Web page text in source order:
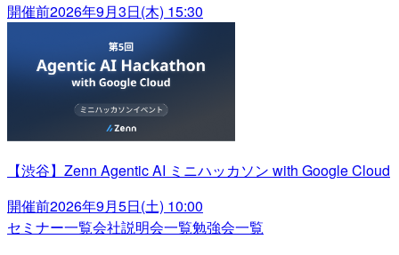
開催前2026年9月3日(木) 15:30
【渋谷】Zenn Agentic AI ミニハッカソン with Google Cloud
開催前2026年9月5日(土) 10:00
セミナー一覧会社説明会一覧勉強会一覧